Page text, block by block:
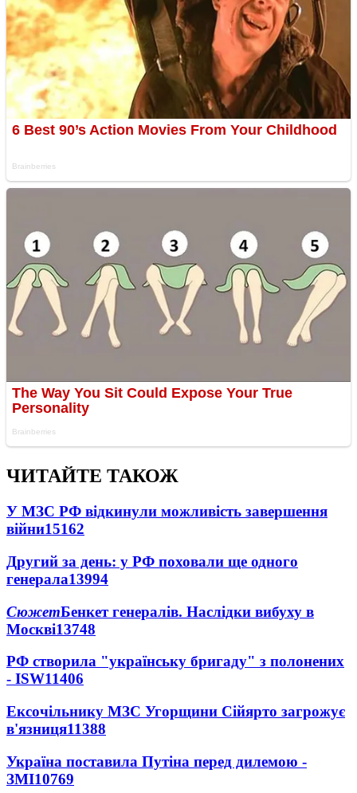
ЧИТАЙТЕ ТАКОЖ
У МЗС РФ відкинули можливість завершення
війни15162
Другий за день: у РФ поховали ще одного
генерала13994
СюжетБенкет генералів. Наслідки вибуху в
Москві13748
РФ створила "українську бригаду" з полонених
- ISW11406
Ексочільнику МЗС Угорщини Сійярто загрожує
в'язниця11388
Україна поставила Путіна перед дилемою -
ЗМІ10769